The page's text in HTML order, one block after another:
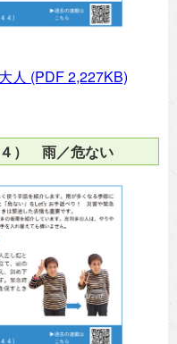
人 (PDF 2,227KB)
） 雨／危ない